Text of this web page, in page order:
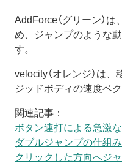
AddForce（グリーン）
め、ジャンプのような
す。
velocity（オレンジ）は
ジッドボディの速度ベク
関連記事：
ボタン連打による急激
ダブルジャンプの仕組み
クリックした方向へジ